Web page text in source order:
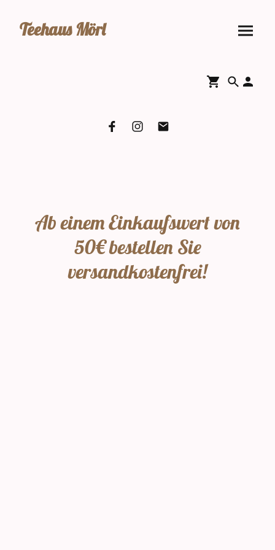
Teehaus Mörl
Ab einem Einkaufswert von
50€ bestellen Sie
versandkostenfrei!